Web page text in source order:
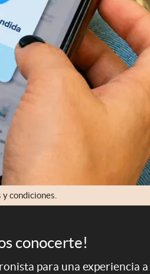
condiciones.
conocerte!
para una experiencia